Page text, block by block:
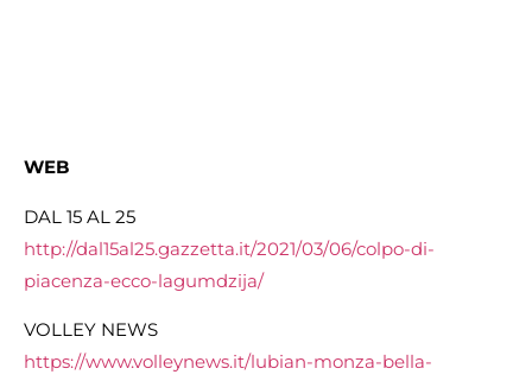
WEB
DAL 15 AL 25
http://dal15al25.gazzetta.it/2021/03/06/colpo-di-
piacenza-ecco-lagumdzija/
VOLLEY NEWS
https://www.volleynews.it/lubian-monza-bella-